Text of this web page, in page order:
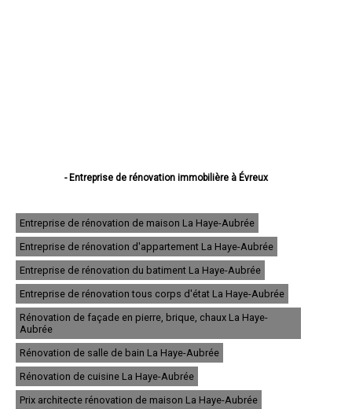
- Entreprise de rénovation immobilière à Évreux
- Entreprise de rénovation immobilière à Val-de-Reuil
- Entreprise de rénovation immobilière à Gisors
- Entreprise de rénovation immobilière à Bernay
- Entreprise de rénovation immobilière à Pont-Audemer
- Entreprise de rénovation immobilière à Andelys
- Entreprise de rénovation immobilière à Gaillon
- Entreprise de rénovation immobilière à Verneuil-sur-Avre
- Entreprise de rénovation immobilière à Saint-Marcel
- Entreprise de rénovation immobilière à Conches-en-Ouche
- Entreprise de rénovation immobilière à Pacy-sur-Eure
- Entreprise de rénovation immobilière à Saint-Sébastien-de-Morsent
- Entreprise de rénovation immobilière à Aubevoye
- Entreprise de rénovation immobilière à Brionne
- Entreprise de rénovation immobilière à Le Neubourg
Entreprise de rénovation de maison La Haye-Aubrée
Entreprise de rénovation d'appartement La Haye-Aubrée
Entreprise de rénovation du batiment La Haye-Aubrée
Entreprise de rénovation tous corps d'état La Haye-Aubrée
Rénovation de façade en pierre, brique, chaux La Haye-
Aubrée
Rénovation de salle de bain La Haye-Aubrée
Rénovation de cuisine La Haye-Aubrée
Prix architecte rénovation de maison La Haye-Aubrée